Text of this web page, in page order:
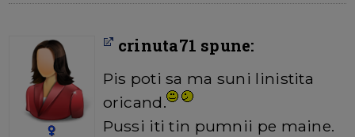
crinuta71 spune:
Pis poti sa ma suni linistita
oricand.
Pussi iti tin pumnii pe maine.